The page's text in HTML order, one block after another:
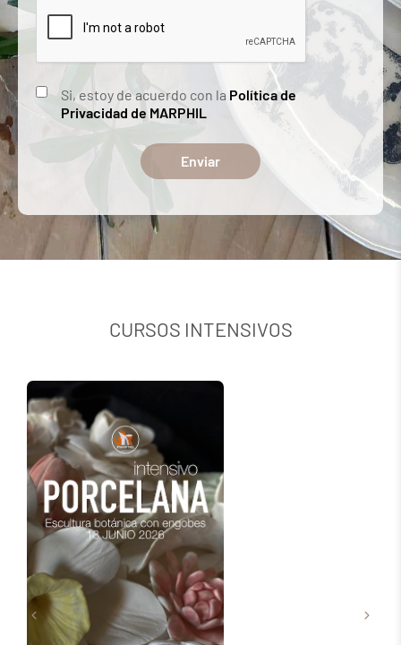
Si, estoy de acuerdo con la Política de
Privacidad de MARPHIL
Enviar
CURSOS INTENSIVOS